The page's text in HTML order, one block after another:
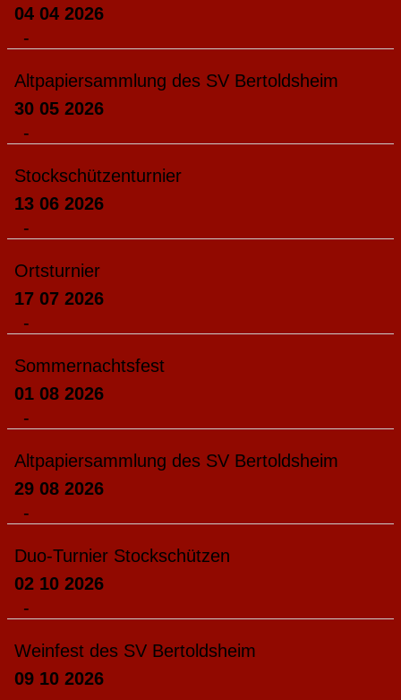
04 04 2026
-
Altpapiersammlung des SV Bertoldsheim
30 05 2026
-
Stockschützenturnier
13 06 2026
-
Ortsturnier
17 07 2026
-
Sommernachtsfest
01 08 2026
-
Altpapiersammlung des SV Bertoldsheim
29 08 2026
-
Duo-Turnier Stockschützen
02 10 2026
-
Weinfest des SV Bertoldsheim
09 10 2026